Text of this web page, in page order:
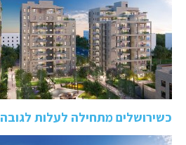
כשירושלים מתחילה לעלות לגובה